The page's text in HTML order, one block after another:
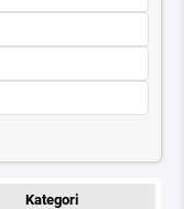
Kategori